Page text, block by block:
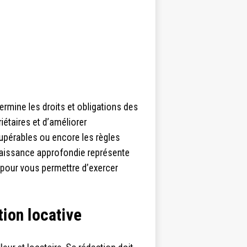
les droits et obligations des
et d’améliorer
ou encore les règles
approfondie représente
vous permettre d’exercer
locative